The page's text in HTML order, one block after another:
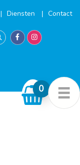
Diensten Contact